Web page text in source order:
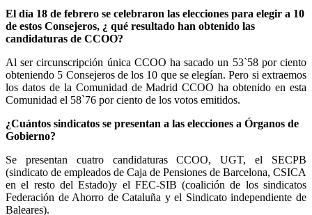
El día 18 de febrero se celebraron las elecciones para elegir a 10
de estos Consejeros, ¿ qué resultado han obtenido las
candidaturas de CCOO?
Al ser circunscripción única CCOO ha sacado un 53`58 por ciento
obteniendo 5 Consejeros de los 10 que se elegían. Pero si extraemos
los datos de la Comunidad de Madrid CCOO ha obtenido en esta
Comunidad el 58`76 por ciento de los votos emitidos.
¿Cuántos sindicatos se presentan a las elecciones a Órganos de
Gobierno?
Se presentan cuatro candidaturas CCOO, UGT, el SECPB
(sindicato de empleados de Caja de Pensiones de Barcelona, CSICA
en el resto del Estado)y el FEC-SIB (coalición de los sindicatos
Federación de Ahorro de Cataluña y el Sindicato independiente de
Baleares).